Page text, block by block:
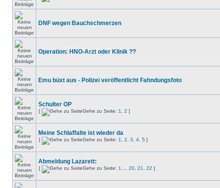
DNF wegen Bauchschmerzen
Operation: HNO-Arzt oder Klinik ??
Emu büxt aus - Polizei veröffentlicht Fahndungsfoto
Schulter OP
[ Gehe zu Seite: 1 2 ]
Meine Schlaffalte ist wieder da
[ Gehe zu Seite: 1 2 3 4 5 ]
Abmeldung Lazarett:
[ Gehe zu Seite: 1 20 21 22 ]